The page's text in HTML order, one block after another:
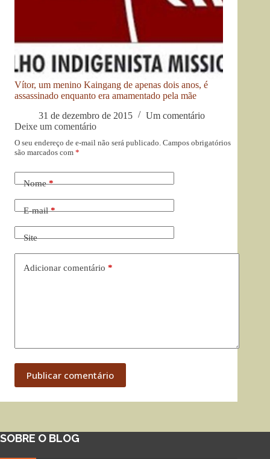
Vítor, um menino Kaingang de apenas dois anos, é
assassinado enquanto era amamentado pela mãe
31 de dezembro de 2015
Um comentário
Deixe um comentário
O seu endereço de e-mail não será publicado. Campos obrigatórios
são marcados com *
Nome*
E-mail*
Site
Adicionar comentário *
Publicar comentário
SOBRE O BLOG